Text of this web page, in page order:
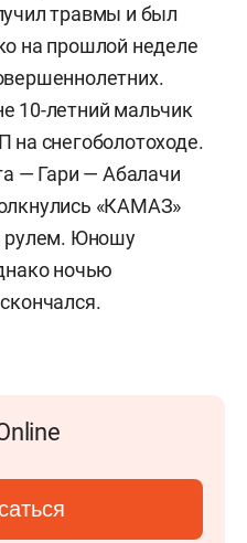
травмы и был
на прошлой неделе
10-летний мальчик
на снегоболотоходе.
— Гари — Абалачи
«КАМАЗ»
рулем. Юношу
ночью